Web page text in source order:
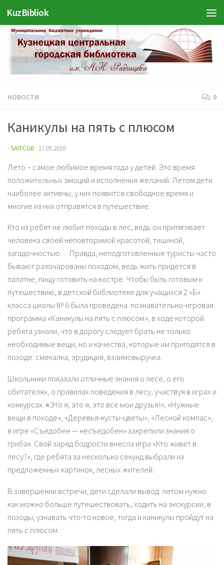
Перейти к содержимому
KuzBibliok
НОВОСТИ 0
Каникулы на пять с плюсом
-SAITCGB · 17.05.2018
Лето – самое любимое время года у детей. Это время
положительных эмоций и исполнения желаний. Летом дети
наиболее активны, у них появится свободное время и
многие из них отправятся в путешествие.
Кто из ребят не любит походы в лес, ведь он притягивает
человека своей неповторимой красотой, тишиной,
загадочностью… Правда, неподготовленные туристы часто
бывают разочарованы походом, ведь жить придётся в
палатке, пищу готовить на костре. Чтобы быть готовым к
путешествию, в детской библиотеке для учащихся 2 «Б»
класса школы № 6 была проведена познавательно-игровая
программа «Каникулы на пять с плюсом», в ходе которой
ребята узнали, что в дорогу следует брать не только
необходимые вещи, но и качества, которые им пригодятся в
походе: смекалка, эрудиция, взаимовыручка.
Школьники показали отличные знания о лесе, о его
обитателях, о правилах поведения в лесу, участвуя в играх и
конкурсах: «Это я, это я, это все мои друзья!», «Нужные
вещи в походе», «Деревья-кусты-цветы», «Лесной компас»,
в игре «Съедобен — несъедобен» закрепили знания о
грибах. Свой заряд бодрости внесла игра «Кто живёт в
лесу?», где ребята за несколько секунд выбрали из
предложенных картинок, лесных жителей.
В завершении встречи, дети сделали вывод: летом нужно
как можно больше путешествовать, ходить на экскурсии, в
походы, узнавать что-то новое, тогда и каникулы пройдут на
пять с плюсом.